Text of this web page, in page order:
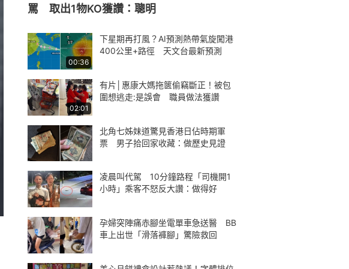
罵 取出1物KO獲讚：聰明
00:36
下星期再打風？AI預測熱帶氣旋闖港
400公里+路徑 天文台最新預測
02:01
有片│惠康大媽拖篋偷竊斷正！被包
圍想逃走:是誤會 職員做法獲讚
北角七姊妹道驚見香港日佔時期軍
票 男子拾回家收藏：做歷史見證
凌晨叫代駕 10分鐘路程「司機開1
小時」乘客不怒反大讚：做得好
孕婦突陣痛赤腳坐電單車急送醫 BB
車上出世「滑落褲腳」驚險救回